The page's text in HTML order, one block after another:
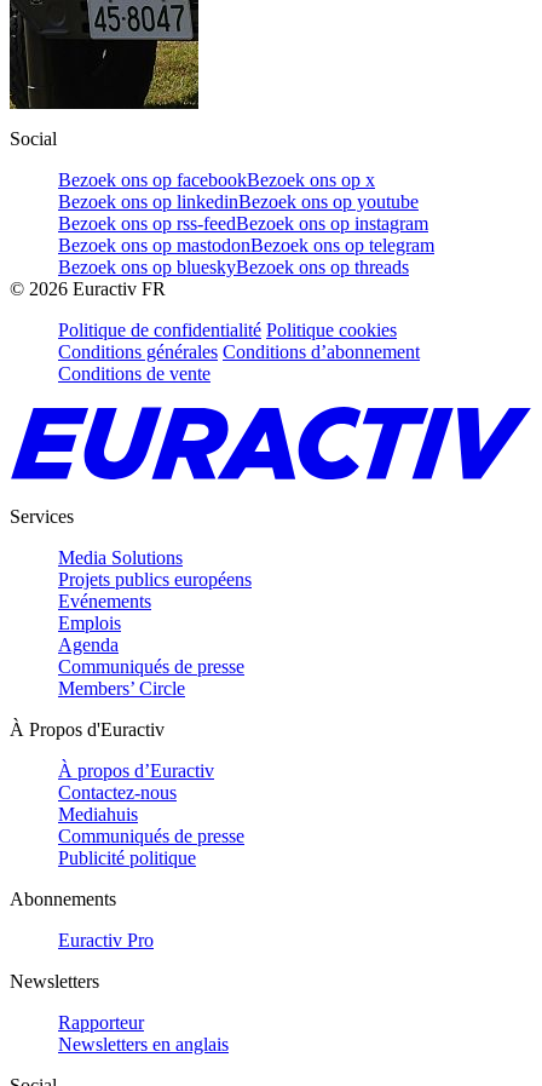
Social
Bezoek ons op facebookBezoek ons op x
Bezoek ons op linkedinBezoek ons op youtube
Bezoek ons op rss-feedBezoek ons op instagram
Bezoek ons op mastodonBezoek ons op telegram
Bezoek ons op blueskyBezoek ons op threads
© 2026 Euractiv FR
Politique de confidentialité Politique cookies
Conditions générales Conditions d’abonnement
Conditions de vente
Services
Media Solutions
Projets publics européens
Evénements
Emplois
Agenda
Communiqués de presse
Members’ Circle
À Propos d'Euractiv
À propos d’Euractiv
Contactez-nous
Mediahuis
Communiqués de presse
Publicité politique
Abonnements
Euractiv Pro
Newsletters
Rapporteur
Newsletters en anglais